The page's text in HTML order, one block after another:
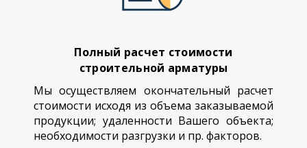
Полный расчет стоимости
строительной арматуры
Мы осуществляем окончательный расчет
стоимости исходя из объема заказываемой
продукции; удаленности Вашего объекта;
необходимости разгрузки и пр. факторов.